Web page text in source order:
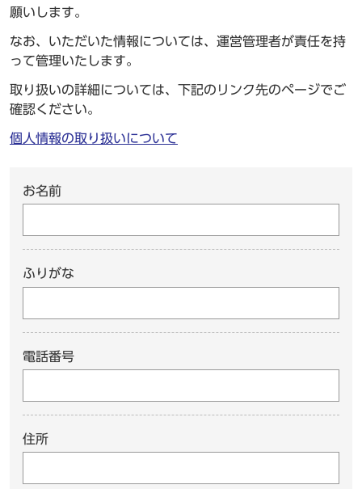
願いします。
なお、いただいた情報については、運営管理者が責任を持
って管理いたします。
取り扱いの詳細については、下記のリンク先のページでご
確認ください。
個人情報の取り扱いについて
お名前
ふりがな
電話番号
住所